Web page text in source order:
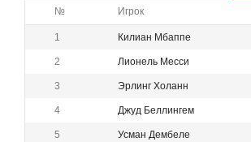
№
Игрок
1 Килиан Мбаппе
2 Лионель Месси
3 Эрлинг Холанн
4 Джуд Беллингем
5 Усман Дембеле